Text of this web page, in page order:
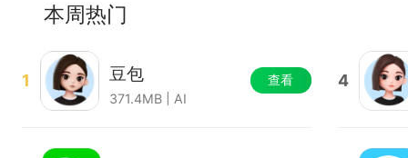
本周热门
1 豆包
371.4MB | AI
查看 4